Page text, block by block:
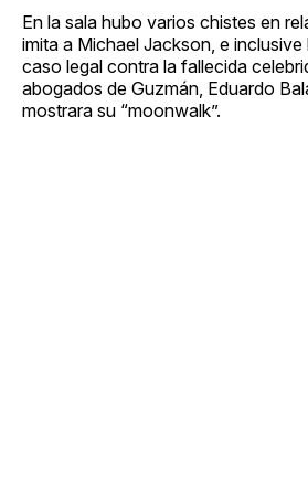
En la sala hubo varios chistes en
imita a Michael Jackson, e
caso legal contra la fallecida
abogados de Guzmán, Eduardo
mostrara su “moonwalk”.